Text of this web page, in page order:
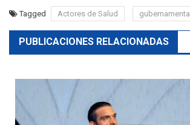
Tagged Actores de Salud gubernamental
PUBLICACIONES RELACIONADAS